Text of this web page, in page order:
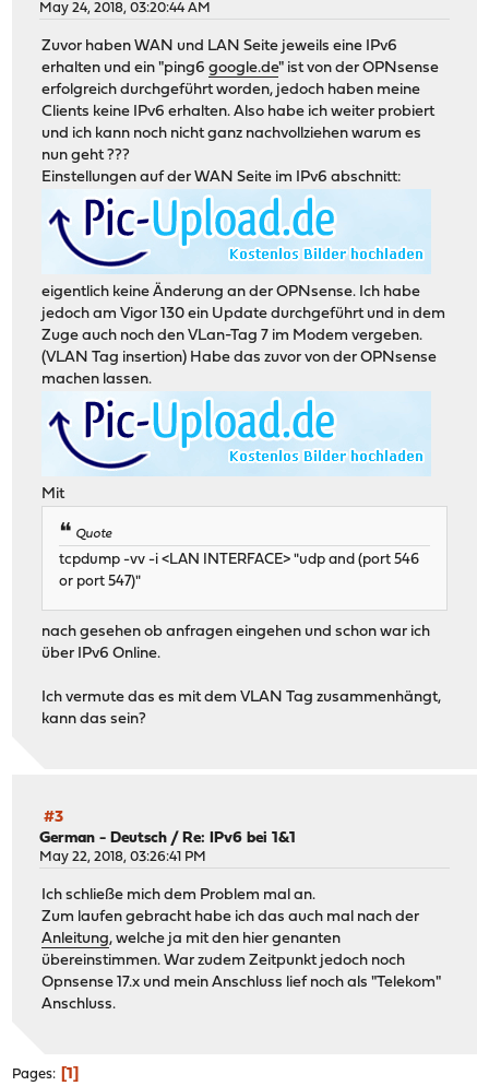
May 24, 2018, 03:20:44 AM
Zuvor haben WAN und LAN Seite jeweils eine IPv6
erhalten und ein "ping6google.de" ist von der OPNsense
erfolgreich durchgeführt worden, jedoch haben meine
Clients keine IPv6 erhalten. Also habe ich weiter probiert
und ich kann noch nicht ganz nachvollziehen warum es
nun geht ???
Einstellungen auf der WAN Seite im IPv6 abschnitt:
eigentlich keine Änderung an der OPNsense. Ich habe
jedoch am Vigor 130 ein Update durchgeführt und in dem
Zuge auch noch den VLan-Tag 7 im Modem vergeben.
(VLAN Tag insertion) Habe das zuvor von der OPNsense
machen lassen.
Mit
Quote
tcpdump -vv -i <LAN INTERFACE> "udp and (port 546
or port 547)"
nach gesehen ob anfragen eingehen und schon war ich
über IPv6 Online.
Ich vermute das es mit dem VLAN Tag zusammenhängt,
kann das sein?
#3
German - Deutsch /Re: IPv6 bei 1&1
May 22, 2018, 03:26:41 PM
Ich schließe mich dem Problem mal an.
Zum laufen gebracht habe ich das auch mal nach der
Anleitung, welche ja mit den hier genanten
übereinstimmen. War zudem Zeitpunkt jedoch noch
Opnsense 17.x und mein Anschluss lief noch als "Telekom"
Anschluss.
Pages 1